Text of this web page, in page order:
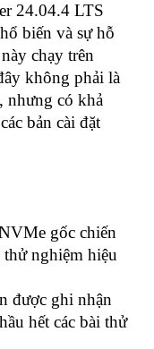
24.04.4 LTS
biến và sự hỗ
chạy trên
không phải là
nhưng có khả
bản cài đặt
gốc chiến
nghiệm hiệu
được ghi nhận
hết các bài thử